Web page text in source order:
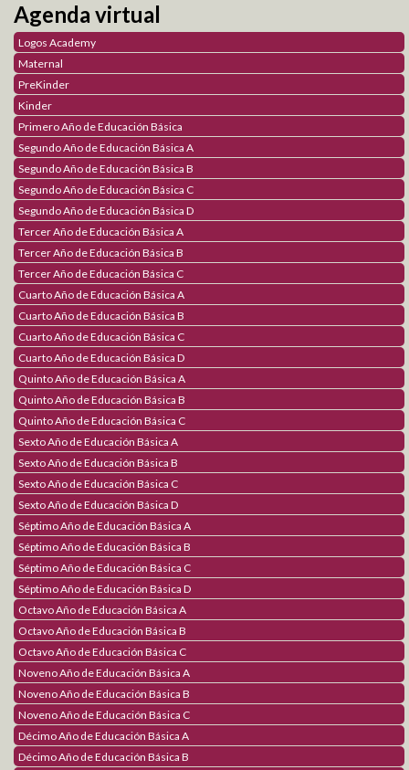
Blog Orientación Familiar
Parents
Sembrando Semillas de Amor
Padres Contracorriente
Construyendo Relaciones Saludables
Sexualidad Responsable
Galería de Fotos
Galería de Videos
Académico
Plataforma Virtual
Logos TV
Logos Radio
Agenda virtual
Think Central
Benchmark Universe
Holt McDougal On line
Comunicaciones
Proceso de Matriculación
Estimulación Temprana
Fundación
Fundación LOGOS ACADEMY
Grupos de Apoyo
Obras realizadas
Contáctanos
Contáctanos Logos
Información General
Únete al equipo Logos
Agenda virtual
Logos Academy
Maternal
PreKinder
Kinder
Primero Año de Educación Básica
Segundo Año de Educación Básica A
Segundo Año de Educación Básica B
Segundo Año de Educación Básica C
Segundo Año de Educación Básica D
Tercer Año de Educación Básica A
Tercer Año de Educación Básica B
Tercer Año de Educación Básica C
Cuarto Año de Educación Básica A
Cuarto Año de Educación Básica B
Cuarto Año de Educación Básica C
Cuarto Año de Educación Básica D
Quinto Año de Educación Básica A
Quinto Año de Educación Básica B
Quinto Año de Educación Básica C
Sexto Año de Educación Básica A
Sexto Año de Educación Básica B
Sexto Año de Educación Básica C
Sexto Año de Educación Básica D
Séptimo Año de Educación Básica A
Séptimo Año de Educación Básica B
Séptimo Año de Educación Básica C
Séptimo Año de Educación Básica D
Octavo Año de Educación Básica A
Octavo Año de Educación Básica B
Octavo Año de Educación Básica C
Noveno Año de Educación Básica A
Noveno Año de Educación Básica B
Noveno Año de Educación Básica C
Décimo Año de Educación Básica A
Décimo Año de Educación Básica B